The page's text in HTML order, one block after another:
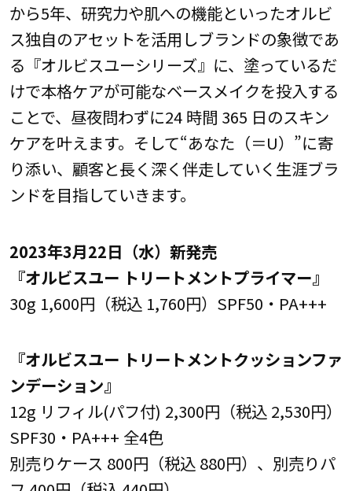
から5年、研究力や肌への機能といったオルビ
ス独自のアセットを活用しブランドの象徴であ
る『オルビスユーシリーズ』に、塗っているだ
けで本格ケアが可能なベースメイクを投入する
ことで、昼夜問わずに24 時間 365 日のスキン
ケアを叶えます。そして“あなた（＝U）”に寄
り添い、顧客と長く深く伴走していく生涯ブラ
ンドを目指していきます。
2023年3月22日（水）新発売
『オルビスユー トリートメントプライマー』
30g 1,600円（税込 1,760円）SPF50・PA+++
『オルビスユー トリートメントクッションファ
ンデーション』
12g リフィル(パフ付) 2,300円（税込 2,530円）
SPF30・PA+++ 全4色
別売りケース 800円（税込 880円）、別売りパ